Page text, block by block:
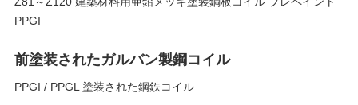
PPGI
前塗装されたガルバン製鋼コイル
PPGI / PPGL 塗装された鋼鉄コイル